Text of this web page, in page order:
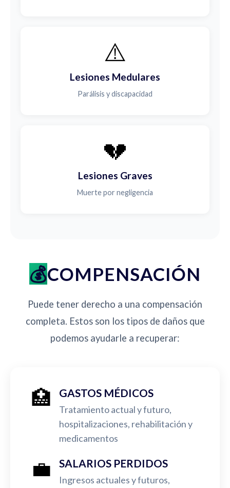
⚠️
Lesiones Medulares
Parálisis y discapacidad
💔
Lesiones Graves
Muerte por negligencia
COMPENSACIÓN
Puede tener derecho a una compensación
completa. Estos son los tipos de daños que
podemos ayudarle a recuperar:
🏥 GASTOS MÉDICOS
Tratamiento actual y futuro,
hospitalizaciones, rehabilitación y
medicamentos
💼 SALARIOS PERDIDOS
Ingresos actuales y futuros,